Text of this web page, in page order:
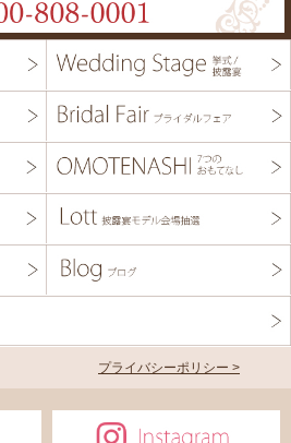
プライバシーポリシー >